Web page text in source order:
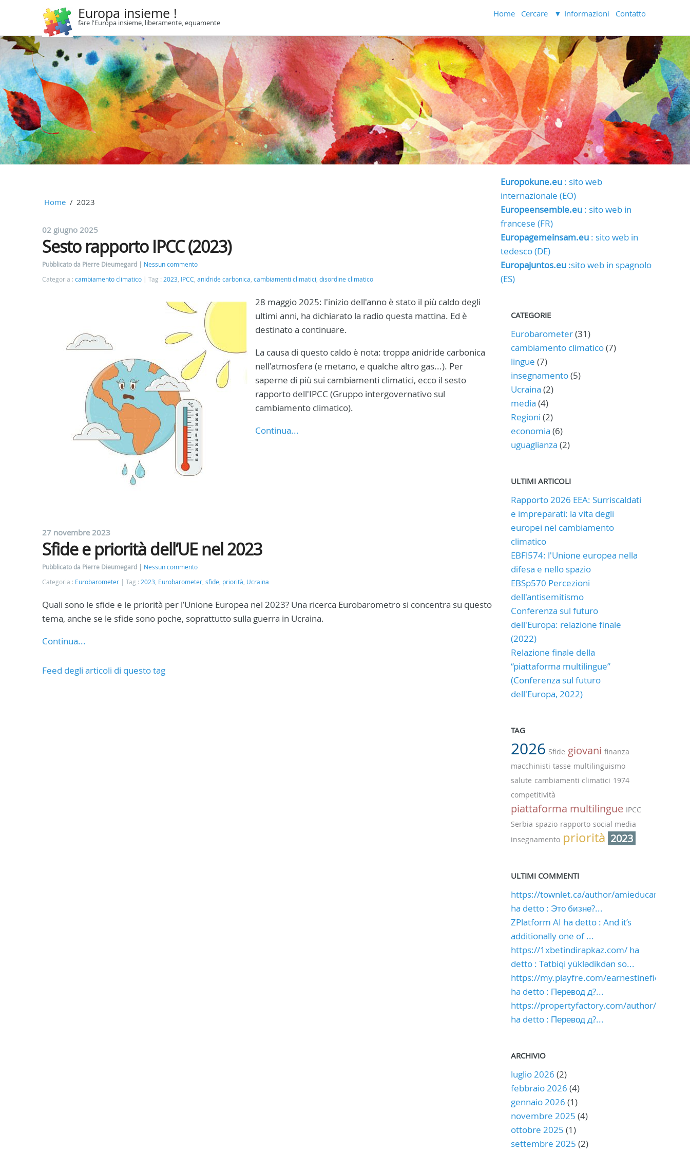
Europa insieme !
fare l'Europa insieme, liberamente, equamente
Home Cercare Informazioni Contatto
Home 2023
02 giugno 2025
Sesto rapporto IPCC (2023)
Pubblicato da Pierre Dieumegard
Nessun commento
Categoria : cambiamento climatico Tag : 2023, IPCC, anidride carbonica, cambiamenti climatici, disordine climatico
28 maggio 2025: l'inizio dell'anno è stato il più caldo degli
ultimi anni, ha dichiarato la radio questa mattina. Ed è
destinato a continuare.
La causa di questo caldo è nota: troppa anidride carbonica
nell'atmosfera (e metano, e qualche altro gas...). Per
saperne di più sui cambiamenti climatici, ecco il sesto
rapporto dell'IPCC (Gruppo intergovernativo sul
cambiamento climatico).
Continua...
27 novembre 2023
Sfide e priorità dell’UE nel 2023
Pubblicato da Pierre Dieumegard
Nessun commento
Categoria : Eurobarometer Tag : 2023, Eurobarometer, sfide, priorità, Ucraina
Quali sono le sfide e le priorità per l’Unione Europea nel 2023? Una ricerca Eurobarometro si concentra su questo
tema, anche se le sfide sono poche, soprattutto sulla guerra in Ucraina.
Continua...
Feed degli articoli di questo tag
Europokune.eu: sito web
internazionale (EO)
Europeensemble.eu: sito web in
francese (FR)
Europagemeinsam.eu: sito web in
tedesco (DE)
Europajuntos.eu:sito web in spagnolo
(ES)
CATEGORIE
Eurobarometer(31)
cambiamento climatico(7)
lingue (7)
insegnamento(5)
Ucraina (2)
media (4)
Regioni (2)
economia (6)
uguaglianza (2)
ULTIMI ARTICOLI
Rapporto 2026 EEA: Surriscaldati
e impreparati: la vita degli
europei nel cambiamento
climatico
EBFl574: l'Unione europea nella
difesa e nello spazio
EBSp570 Percezioni
dell'antisemitismo
Conferenza sul futuro
dell'Europa: relazione finale
(2022)
Relazione finale della
“piattaforma multilingue”
(Conferenza sul futuro
dell'Europa, 2022)
TAG
2026 Sfide giovani finanza
macchinisti tasse multilinguismo
salute cambiamenti climatici 1974
competitività
piattaforma multilingue IPCC
Serbia spazio rapporto social media
insegnamento priorità 2023
ULTIMI COMMENTI
https://townlet.ca/author/amieducan0490/
ha detto : Это бизне?...
ZPlatform AI ha detto : And it’s
additionally one of ...
https://1xbetindirapkaz.com/ ha
detto : Tətbiqi yüklədikdən so...
https://my.playfre.com/earnestinefiel
ha detto : Перевод д?...
https://propertyfactory.com/author/
ha detto : Перевод д?...
ARCHIVIO
luglio 2026 (2)
febbraio 2026 (4)
gennaio 2026 (1)
novembre 2025 (4)
ottobre 2025 (1)
settembre 2025 (2)